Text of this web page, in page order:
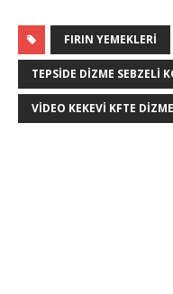
FIRIN YEMEKLERI
TEPSIDE DIZME SEBZELI
VIDEO KEKEVI KFTE